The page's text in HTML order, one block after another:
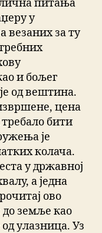
питања
у
везаних за ту
и бољег
од вештина.
цена
бити
је
колача.
у државној
а једна
ово
до земље као
улазница. Уз